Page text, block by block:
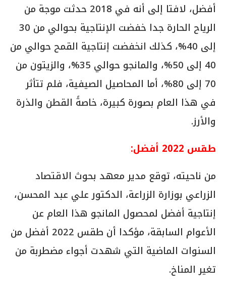
أفضل، لافتا إلى أنه في 2018 حدثت موجة من
الرياح الحارة جدا خفضت الإنتاجية بحوالي من 30
إلى 40%، كذلك انخفضت إنتاجية القمح حوالي من
40 إلى 50%، والمانجو حوالي 35%، والزيتون من
70 إلى 80%، أما المحاصيل الصيفية، فلم تتأثر
في هذا العام بصورة كبيرة، خاصةً القطن والذرة
والأرز.
طقس 2022 أفضل:
من ناحيته، توقع مدير معهد بحوث الاقتصاد
الزراعي بوزارة الزراعة، الدكتور علي عبد المحسن،
إنتاجية أفضل لمحصول المانجو هذا العام عن
الأعوام السابقة، مؤكدا أن طقس 2022 أفضل من
السنوات الماضية التي شهدت أجواء مضطربة من
تغير المناخ.